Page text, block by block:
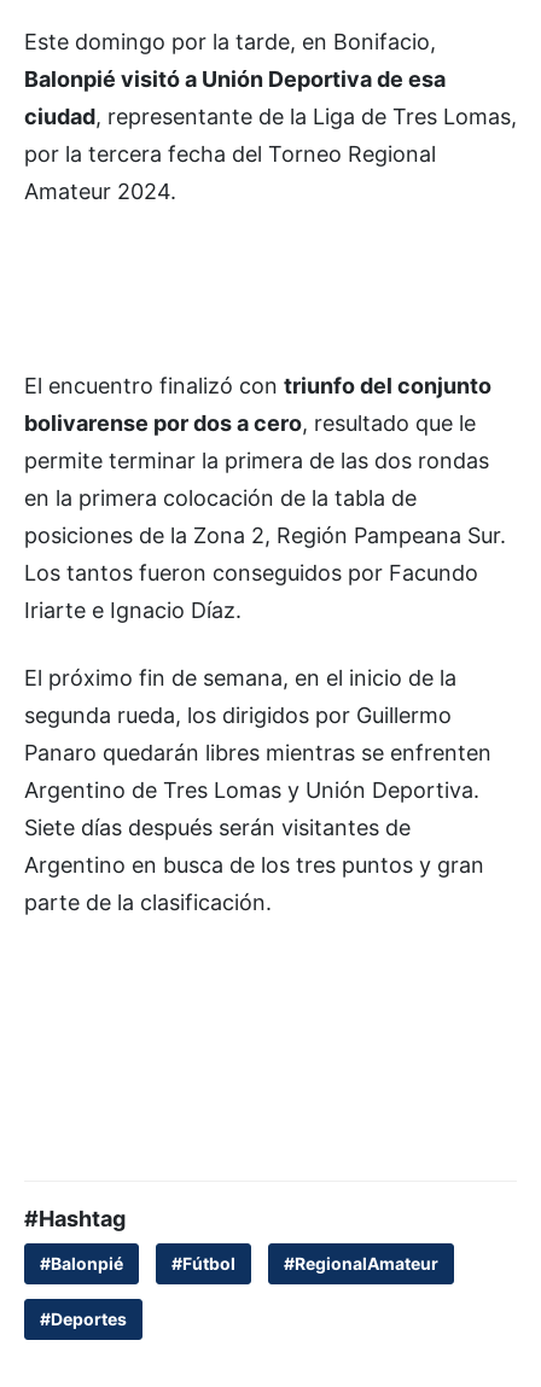
Este domingo por la tarde, en Bonifacio,
Balonpié visitó a Unión Deportiva de esa
ciudad, representante de la Liga de Tres Lomas,
por la tercera fecha del Torneo Regional
Amateur 2024.
El encuentro finalizó con triunfo del conjunto
bolivarense por dos a cero, resultado que le
permite terminar la primera de las dos rondas
en la primera colocación de la tabla de
posiciones de la Zona 2, Región Pampeana Sur.
Los tantos fueron conseguidos por Facundo
Iriarte e Ignacio Díaz.
El próximo fin de semana, en el inicio de la
segunda rueda, los dirigidos por Guillermo
Panaro quedarán libres mientras se enfrenten
Argentino de Tres Lomas y Unión Deportiva.
Siete días después serán visitantes de
Argentino en busca de los tres puntos y gran
parte de la clasificación.
#Hashtag
#Balonpié #Fútbol #RegionalAmateur
#Deportes